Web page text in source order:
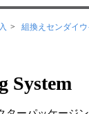
組換えセンダイウ
System